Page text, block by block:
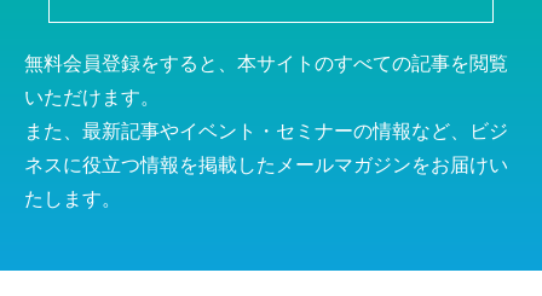
無料会員登録をすると、本サイトのすべての記事を閲覧
いただけます。
また、最新記事やイベント・セミナーの情報など、ビジ
ネスに役立つ情報を掲載したメールマガジンをお届けい
たします。